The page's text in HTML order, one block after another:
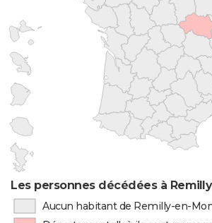
Les personnes décédées à
Aucun habitant de Remilly-en-